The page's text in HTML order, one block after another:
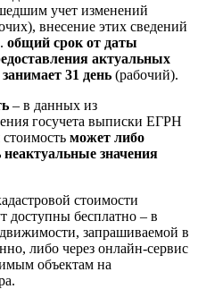
учет изменений
внесение этих сведений
общий срок от даты
актуальных
занимает 31 день (рабочий).
– в данных из
госучета выписки ЕГРН
стоимость может либо
значения
стоимости
доступны бесплатно – в
запрашиваемой в
либо через онлайн-сервис
объектам на